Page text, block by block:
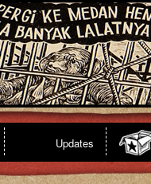
Updates